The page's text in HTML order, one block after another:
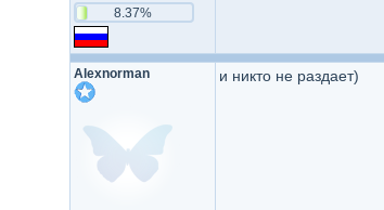
8.37%
Alexnorman и никто не раздает)